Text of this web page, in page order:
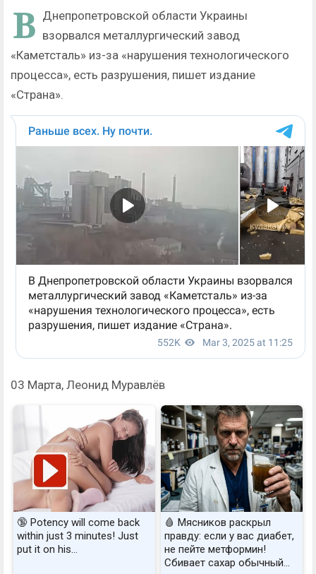
В Днепропетровской области Украины
взорвался металлургический завод
«Каметсталь» из-за «нарушения технологического
процесса», есть разрушения, пишет издание
«Страна».
03 Марта, Леонид Муравлёв
🔞 Potency will come back
within just 3 minutes! Just
put it on his…
🩸 Мясников раскрыл
правду: если у вас диабет,
не пейте метформин!
Сбивает сахар обычный...